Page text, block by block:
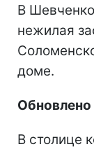
В
нежилая
доме.
В столице